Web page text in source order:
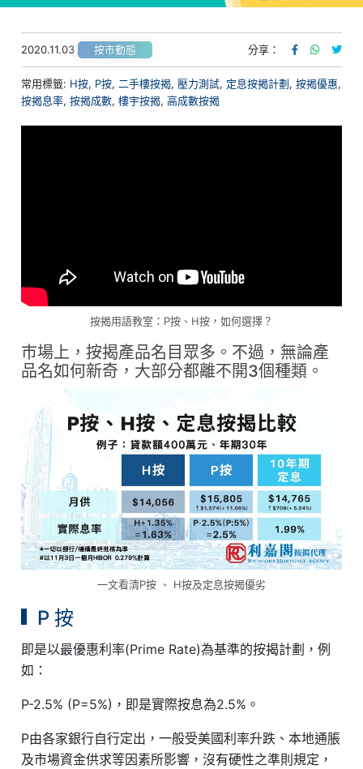
2020.11.03 按市動態 分享：
常用標籤: H按, P按,二手樓按揭, 壓力測試, 定息按揭計劃,按揭優惠,
按揭息率,按揭成數,樓宇按揭,高成數按揭
按揭用語教室：P按、H按，如何選擇？
巿場上，按揭產品名目眾多。不過，無論產
品名如何新奇，大部分都離不開3個種類。
一文看清P按 、 H按及定息按揭優劣
P 按
即是以最優惠利率(Prime Rate)為基準的按揭計劃，例
如：
P-2.5% (P=5%)，即是實際按息為2.5%。
P由各家銀行自行定出，一般受美國利率升跌、本地通脹
及市場資金供求等因素所影響，沒有硬性之準則規定，